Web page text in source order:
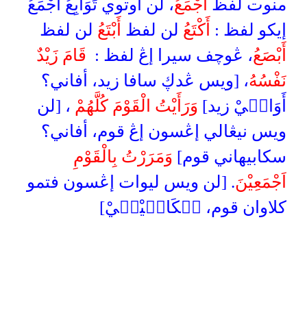
منوت لفظ أَجْمَعُ، لن أوتوي تَوَابِعُ أَجْمَعُ
إيكو لفظ : أَكْتَعُ لن لفظ أَبْتَعُ لن لفظ
أَبْصَعُ، ڠوچف سيرا إڠ لفظ : قَامَ زَيْدٌ
نَفْسُهُ، [ويس ڠدڮ سافا زيد، أفاني؟
أَوَاكۤيْ زيد] وَرَأَيْتُ الْقَوْمَ كُلَّهُمْ ، [لن
ويس نيڠالي إڠسون إڠ قوم، أفاني؟
سكابيهاني قوم] وَمَرَرْتُ بِالْقَوْمِ
اَجْمَعِيْنَ. [لن ويس ليوات إڠسون فتمو
كلاوان قوم، سۤكَابۤيْهۤيْ]